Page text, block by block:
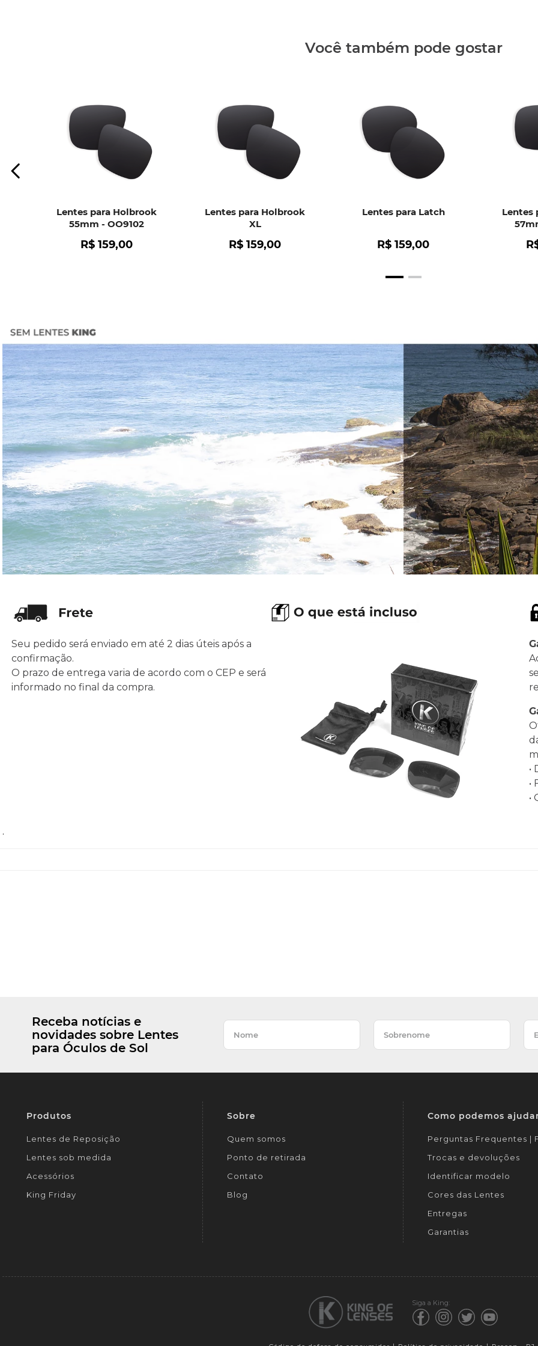
Você também pode gostar
Lentes para Holbrook
55mm - OO9102
R$ 159,00
Lentes para Holbrook
XL
R$ 159,00
Lentes para Latch
R$ 159,00
Lentes
Seu pedido será enviado em até 2 dias úteis após a
confirmação.
O prazo de entrega varia de acordo com o CEP e será
informado no final da compra.
•
•
•
.
Receba notícias e
novidades sobre Lentes
para Óculos de Sol
Produtos
Lentes de Reposição
Lentes sob medida
Acessórios
King Friday
Sobre
Quem somos
Ponto de retirada
Contato
Blog
Como podemos
Perguntas Frequentes |
Trocas e devoluções
Identificar modelo
Cores das Lentes
Entregas
Garantias
Siga a King: